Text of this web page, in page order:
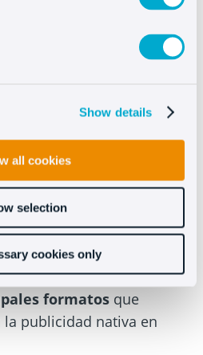
Show details
all cookies
selection
cookies only
algunos tipos de
publicidad
tu estrategia de
te vamos a comentar
formatos que
publicidad nativa en